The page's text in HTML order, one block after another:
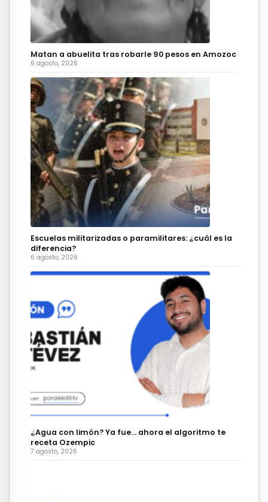
Matan a abuelita tras robarle 90 pesos en Amozoc
6 agosto, 2026
Escuelas militarizadas o paramilitares: ¿cuál es la
diferencia?
6 agosto, 2026
¿Agua con limón? Ya fue… ahora el algoritmo te
receta Ozempic
7 agosto, 2026